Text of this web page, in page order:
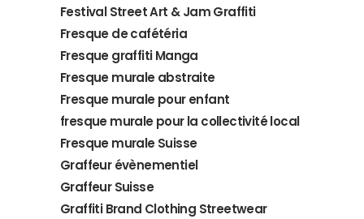
Festival Street Art & Jam Graffiti
Fresque de cafétéria
Fresque graffiti Manga
Fresque murale abstraite
Fresque murale pour enfant
fresque murale pour la collectivité local
Fresque murale Suisse
Graffeur évènementiel
Graffeur Suisse
Graffiti Brand Clothing Streetwear